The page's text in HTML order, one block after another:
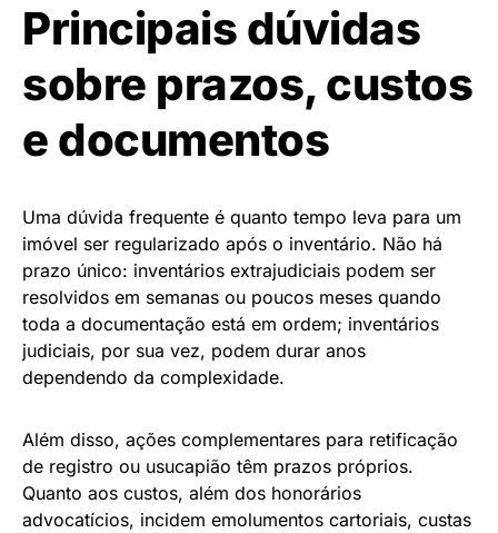
Principais dúvidas
sobre prazos, custos
e documentos
Uma dúvida frequente é quanto tempo leva para um
imóvel ser regularizado após o inventário. Não há
prazo único: inventários extrajudiciais podem ser
resolvidos em semanas ou poucos meses quando
toda a documentação está em ordem; inventários
judiciais, por sua vez, podem durar anos
dependendo da complexidade.
Além disso, ações complementares para retificação
de registro ou usucapião têm prazos próprios.
Quanto aos custos, além dos honorários
advocatícios, incidem emolumentos cartoriais, custas